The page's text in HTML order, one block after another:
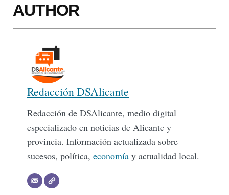
AUTHOR
Redacción DSAlicante
Redacción de DSAlicante, medio digital
especializado en noticias de Alicante y
provincia. Información actualizada sobre
sucesos, política, economía y actualidad local.